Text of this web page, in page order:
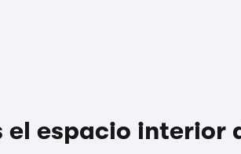
el espacio interior